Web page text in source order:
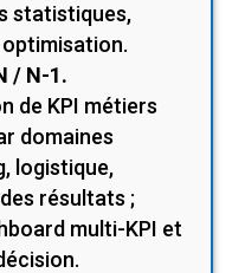
statistiques,
/ N-1.
de KPI métiers
domaines
logistique,
résultats ;
multi-KPI et